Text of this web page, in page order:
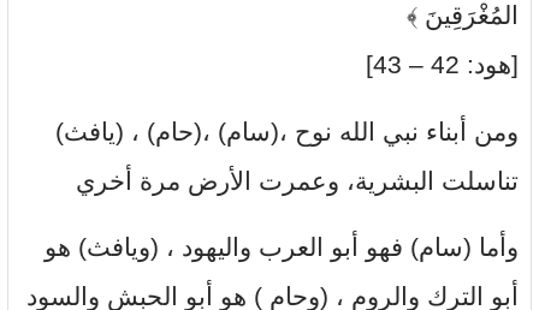
المُغْرَقِينَ ﴾
[هود: 42 – 43]
ومن أبناء نبي الله نوح ،(سام) ،(حام) ، (يافث)
تناسلت البشرية، وعمرت الأرض مرة أخري
وأما (سام) فهو أبو العرب واليهود ، (ويافث) هو
أبو الترك والروم ، (وحام ) هو أبو الحبش والسود